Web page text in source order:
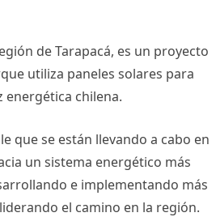
de Tarapacá, es un proyecto
utiliza paneles solares para
chilena.
que se están llevando a cabo en
un sistema energético más
e implementando más
el camino en la región.